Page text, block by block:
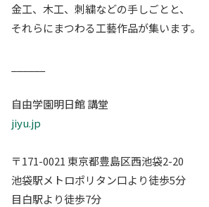
金工、木工、刺繍などの手しごとと、
それらにまつわる工藝作品が集います。
自由学園明日館 講堂
jiyu.jp
〒171-0021 東京都豊島区西池袋2-20
池袋駅メトロポリタン口より徒歩5分
目白駅より徒歩7分